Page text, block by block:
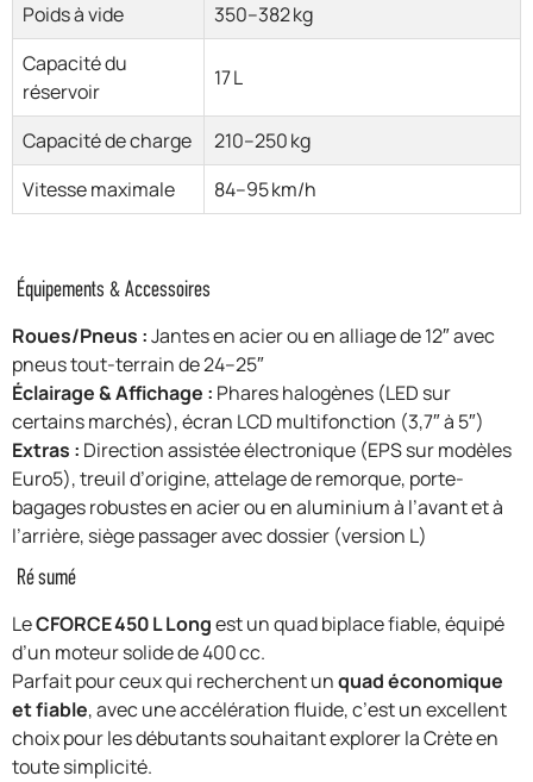
Poids à vide
350–382 kg
Capacité du
réservoir
17 L
Capacité de charge
210–250 kg
Vitesse maximale
84–95 km/h
Équipements & Accessoires
Roues/Pneus :Jantes en acier ou en alliage de 12″ avec
pneus tout-terrain de 24–25″
Éclairage & Affichage : Phares halogènes (LED sur
certains marchés), écran LCD multifonction (3,7″ à 5″)
Extras : Direction assistée électronique (EPS sur modèles
Euro5), treuil d’origine, attelage de remorque, porte-
bagages robustes en acier ou en aluminium à l’avant et à
l’arrière, siège passager avec dossier (version L)
Résumé
LeCFORCE 450 L Longest un quad biplace fiable, équipé
d’un moteur solide de 400 cc.
Parfait pour ceux qui recherchent unquad économique
et fiable, avec une accélération fluide, c’est un excellent
choix pour les débutants souhaitant explorer la Crète en
toute simplicité.